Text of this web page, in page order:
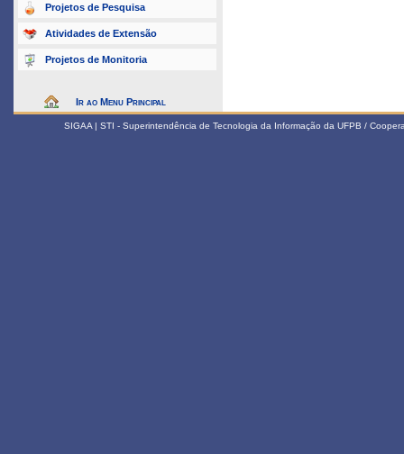
Projetos de Pesquisa
Atividades de Extensão
Projetos de Monitoria
Ir ao Menu Principal
SIGAA | STI - Superintendência de Tecnologia da Informação da UFPB /